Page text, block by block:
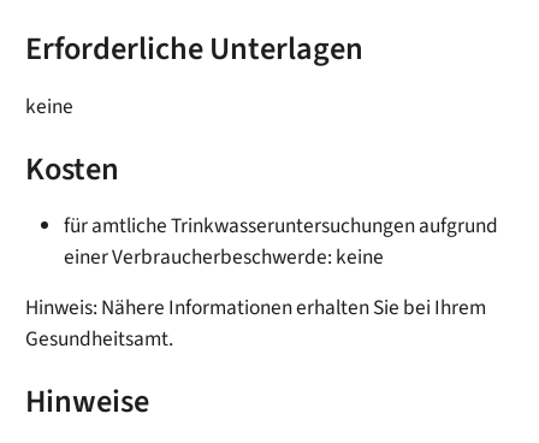
Erforderliche Unterlagen
keine
Kosten
für amtliche Trinkwasseruntersuchungen aufgrund
einer Verbraucherbeschwerde: keine
Hinweis: Nähere Informationen erhalten Sie bei Ihrem
Gesundheitsamt.
Hinweise